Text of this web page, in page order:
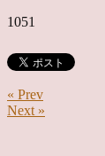
1051
« Prev
Next »